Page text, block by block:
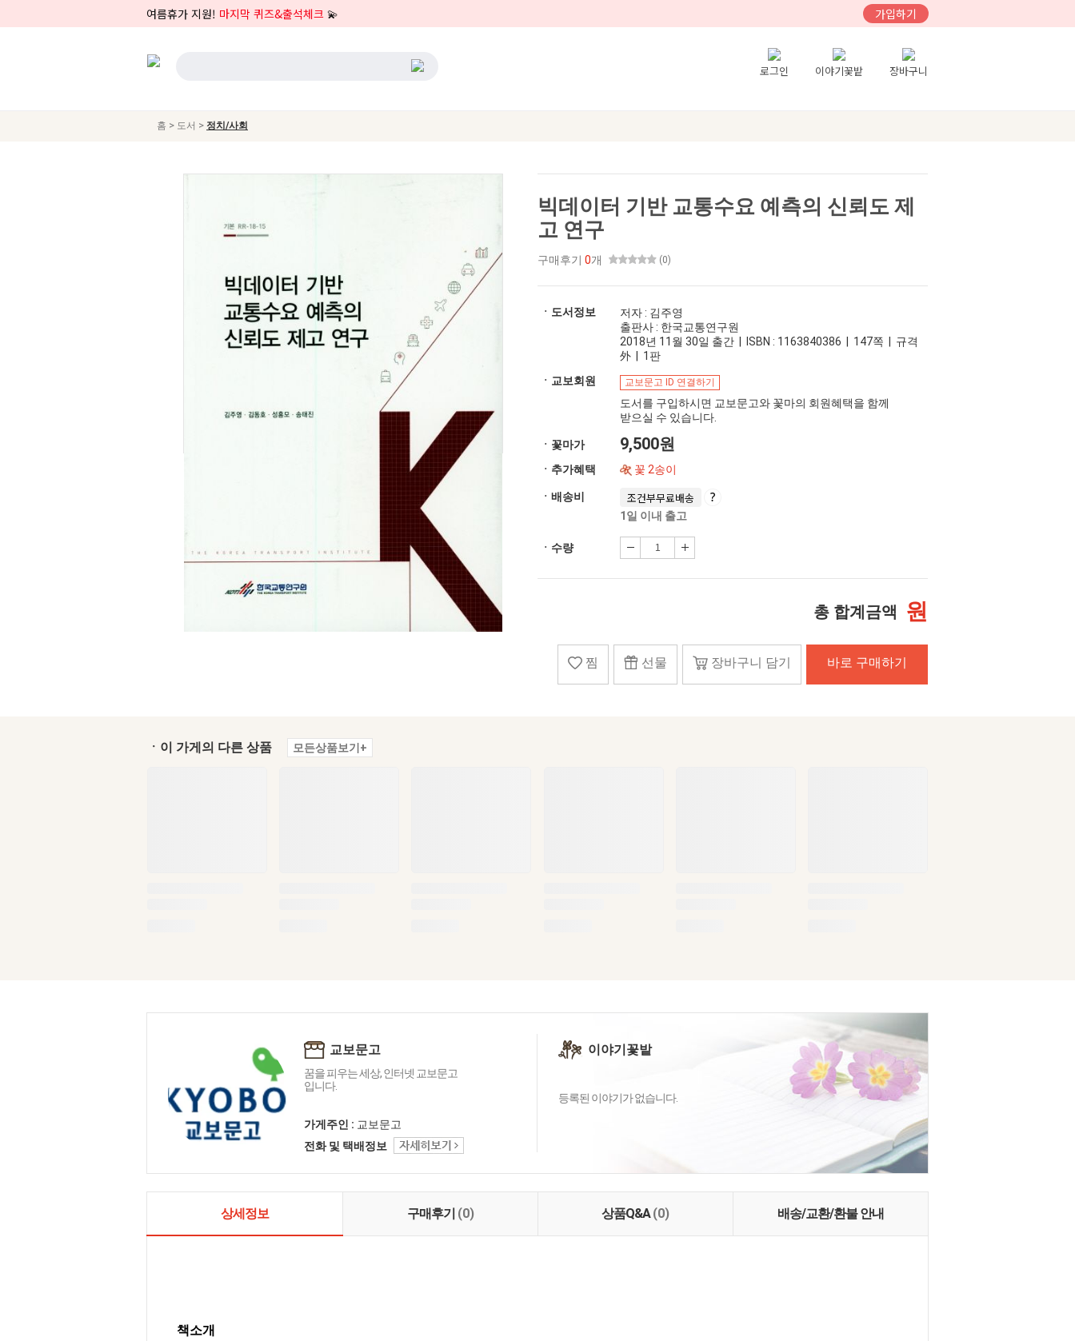
여름휴가 지원! 마지막 퀴즈&출석체크 💫 가입하기
로그인 이야기꽃밭 장바구니
홈 > 도서 > 정치/사회
빅데이터 기반 교통수요 예측의 신뢰도 제
고 연구
구매후기 0개 (0)
ㆍ도서정보
저자 : 김주영
출판사 : 한국교통연구원
2018년 11월 30일 출간 | ISBN : 1163840386 | 147쪽 | 규격
外 | 1판
ㆍ교보회원
교보문고 ID 연결하기
도서를 구입하시면 교보문고와 꽃마의 회원혜택을 함께
받으실 수 있습니다.
ㆍ꽃마가 9,500원
ㆍ추가혜택 꽃 2송이
ㆍ배송비 조건부무료배송
1일 이내 출고
ㆍ수량
총 합계금액 원
찜 선물 장바구니 담기 바로 구매하기
ㆍ이 가게의 다른 상품 모든상품보기+
교보문고
꿈을 피우는 세상, 인터넷 교보문고
입니다.
가게주인 : 교보문고
전화 및 택배정보
이야기꽃밭
등록된 이야기가 없습니다.
상세정보 구매후기 (0) 상품Q&A(0) 배송/교환/환불 안내
책소개